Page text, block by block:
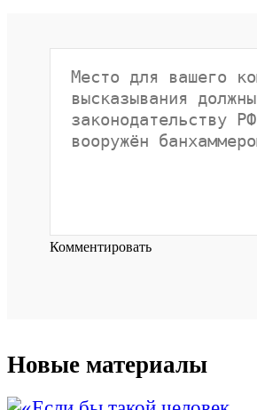
Комментировать
Новые материалы